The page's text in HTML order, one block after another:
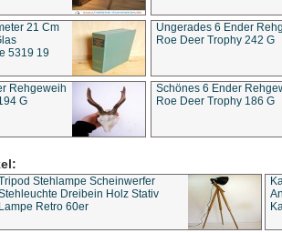
21 Cm
5319 19
Ungerades 6 Ender
Roe Deer Trophy 242 G
Rehgeweih
G
Schönes 6 Ender
Roe Deer Trophy 186 G
Stehlampe Scheinwerfer
Dreibein Holz Stativ
Lampe Retro 60er